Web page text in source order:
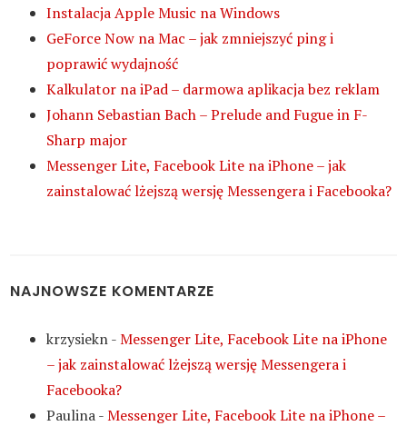
Instalacja Apple Music na Windows
GeForce Now na Mac – jak zmniejszyć ping i
poprawić wydajność
Kalkulator na iPad – darmowa aplikacja bez reklam
Johann Sebastian Bach – Prelude and Fugue in F-
Sharp major
Messenger Lite, Facebook Lite na iPhone – jak
zainstalować lżejszą wersję Messengera i Facebooka?
NAJNOWSZE KOMENTARZE
krzysiekn-Messenger Lite, Facebook Lite na iPhone
– jak zainstalować lżejszą wersję Messengera i
Facebooka?
Paulina-Messenger Lite, Facebook Lite na iPhone –